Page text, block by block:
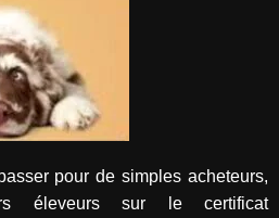
pour de simples acheteurs,
éleveurs sur le certificat